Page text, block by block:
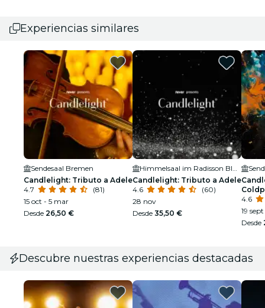
Experiencias similares
Sendesaal Bremen
Candlelight: Tributo a Adele
4.7
(81)
15 oct - 5 mar
Desde 26,50 €
Candlelight: Tributo a Adele
4.6
(60)
28 nov
Desde 35,50 €
4.6
19
Desde
Descubre nuestras experiencias destacadas